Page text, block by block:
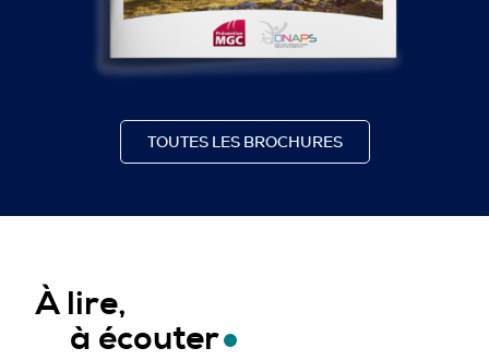
TOUTES LES BROCHURES
À lire,
à écouter